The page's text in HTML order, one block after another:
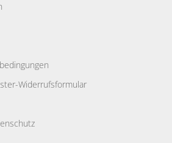
Widerrufsformular